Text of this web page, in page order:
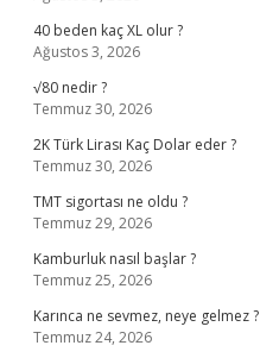
40 beden kaç XL olur ?
Ağustos 3, 2026
√80 nedir ?
Temmuz 30, 2026
2K Türk Lirası Kaç Dolar eder ?
Temmuz 30, 2026
TMT sigortası ne oldu ?
Temmuz 29, 2026
Kamburluk nasıl başlar ?
Temmuz 25, 2026
Karınca ne sevmez, neye gelmez ?
Temmuz 24, 2026